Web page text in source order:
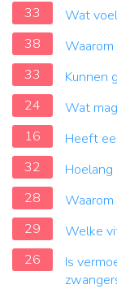
33
Wat
38
33
Kunnen
24
Wat
16
Heeft
32
Hoelang
28
29
Welke
26
Is